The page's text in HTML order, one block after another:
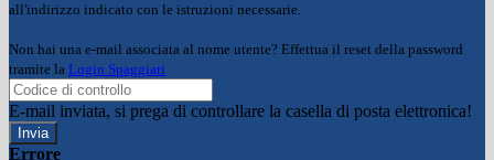
all'indirizzo indicato con le istruzioni necessarie.
Non hai una e-mail associata al nome utente? Effettua il reset della password
tramite la Login Spaggiari
E-mail inviata, si prega di controllare la casella di posta elettronica!
Errore